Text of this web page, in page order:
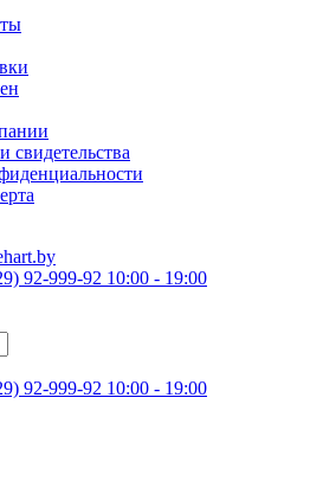
свидетельства
92-999-92 10:00 - 19:00
92-999-92 10:00 - 19:00